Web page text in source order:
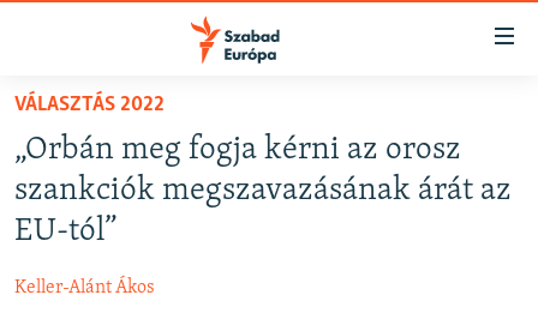
Akadálymentes
Ugrás
fő
oldalra
Ugrás
tartalomjegyzékre
NAPIRENDEN
AKTUÁLIS
PODCASTOK
ELEMZŐ
VÁLASZTÁS 2022
„Orbán meg fogja kérni az orosz
szankciók megszavazásának árát az
EU-tól”
Keller-Alánt Ákos
FELIRATKOZÁS